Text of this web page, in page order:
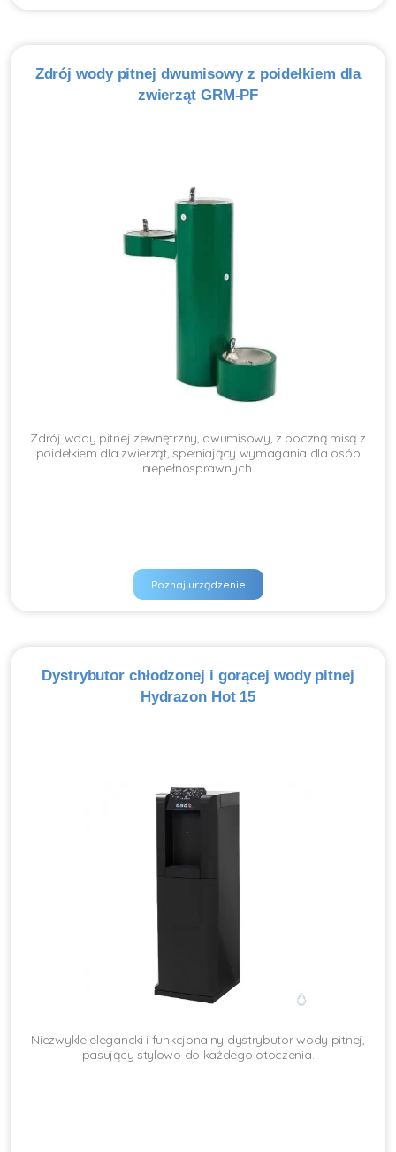
Zdrój wody pitnej dwumisowy z poidełkiem dla
zwierząt GRM-PF
Zdrój wody pitnej zewnętrzny, dwumisowy, z boczną misą z
poidełkiem dla zwierząt, spełniający wymagania dla osób
niepełnosprawnych.
Poznaj urządzenie
Dystrybutor chłodzonej i gorącej wody pitnej
Hydrazon Hot 15
Niezwykle elegancki i funkcjonalny dystrybutor wody pitnej,
pasujący stylowo do każdego otoczenia.